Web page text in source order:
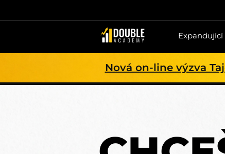
Expandující
Nová on-line výzva